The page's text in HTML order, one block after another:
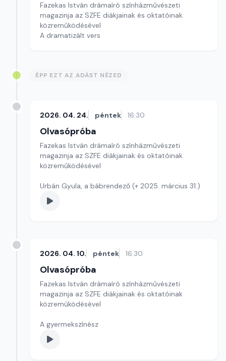
Fazekas István drámaíró színházművészeti
magazinja az SZFE diákjainak és oktatóinak
közreműködésével
A dramatizált vers
ÉPP EZT AZ ADÁST NÉZED
2026. 04. 24. péntek 16:30
Olvasópróba
Fazekas István drámaíró színházművészeti
magazinja az SZFE diákjainak és oktatóinak
közreműködésével
Urbán Gyula, a bábrendező (+ 2025. március 31.)
2026. 04. 10. péntek 16:30
Olvasópróba
Fazekas István drámaíró színházművészeti
magazinja az SZFE diákjainak és oktatóinak
közreműködésével
A gyermekszínész